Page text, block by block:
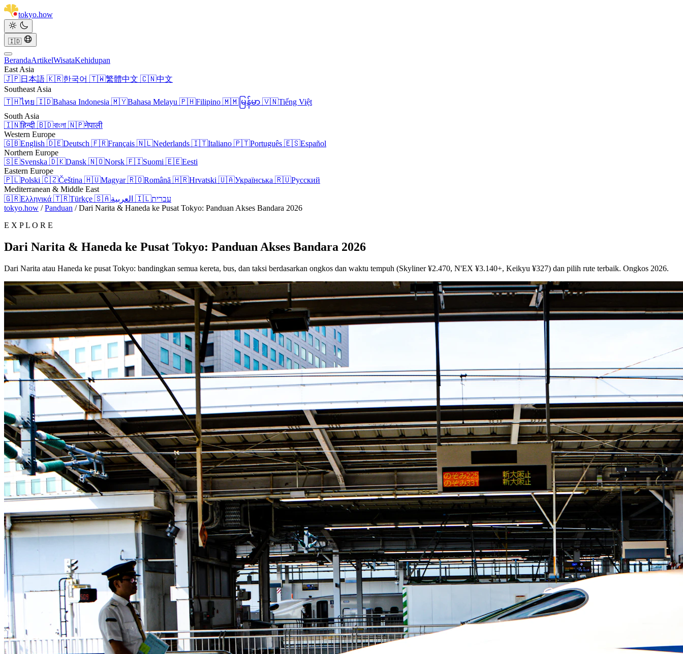
tokyo.how
🇮🇩
BerandaArtikelWisataKehidupan
East Asia
🇯🇵日本語 🇰🇷한국어 🇹🇼繁體中文 🇨🇳中文
Southeast Asia
🇹🇭ไทย 🇮🇩Bahasa Indonesia 🇲🇾Bahasa Melayu 🇵🇭Filipino 🇲🇲 မြန်မာ 🇻🇳Tiếng Việt
South Asia
🇮🇳हिन्दी 🇧🇩বাংলা 🇳🇵नेपाली
Western Europe
🇬🇧English 🇩🇪Deutsch 🇫🇷Français 🇳🇱Nederlands 🇮🇹Italiano 🇵🇹Português 🇪🇸Español
Northern Europe
🇸🇪Svenska 🇩🇰Dansk 🇳🇴Norsk 🇫🇮Suomi 🇪🇪Eesti
Eastern Europe
🇵🇱Polski 🇨🇿Čeština 🇭🇺Magyar🇷🇴Română 🇭🇷Hrvatski 🇺🇦Українська 🇷🇺Русский
Mediterranean & Middle East
🇬🇷Ελληνικά 🇹🇷Türkçe 🇸🇦 🇮🇱עברית
tokyo.how / Panduan / Dari Narita & Haneda ke Pusat Tokyo: Panduan Akses Bandara 2026
E X P L O R E
Dari Narita & Haneda ke Pusat Tokyo: Panduan Akses Bandara 2026
Dari Narita atau Haneda ke pusat Tokyo: bandingkan semua kereta, bus, dan taksi berdasarkan ongkos dan waktu tempuh (Skyliner ¥2.470, N'EX ¥3.140+, Keikyu ¥327) dan pilih rute terbaik. Ongkos 2026.